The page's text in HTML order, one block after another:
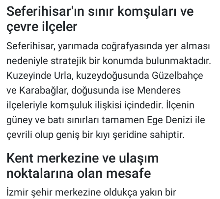
Seferihisar'ın sınır komşuları ve
çevre ilçeler
Seferihisar, yarımada coğrafyasında yer alması
nedeniyle stratejik bir konumda bulunmaktadır.
Kuzeyinde Urla, kuzeydoğusunda Güzelbahçe
ve Karabağlar, doğusunda ise Menderes
ilçeleriyle komşuluk ilişkisi içindedir. İlçenin
güney ve batı sınırları tamamen Ege Denizi ile
çevrili olup geniş bir kıyı şeridine sahiptir.
Kent merkezine ve ulaşım
noktalarına olan mesafe
İzmir şehir merkezine oldukça yakın bir